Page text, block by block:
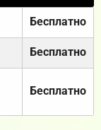
Бесплатно
Бесплатно
Бесплатно